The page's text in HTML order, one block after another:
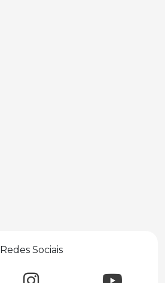
Redes Sociais